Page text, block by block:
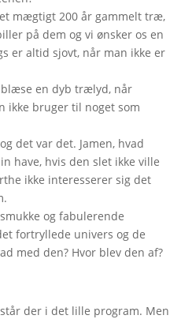
mægtigt 200 år gammelt træ,
på dem og vi ønsker os en
er altid sjovt, når man ikke er
en dyb trælyd, når
ikke bruger til noget som
det var det. Jamen, hvad
have, hvis den slet ikke ville
ikke interesserer sig det
og fabulerende
fortryllede univers og de
med den? Hvor blev den af?
der i det lille program. Men